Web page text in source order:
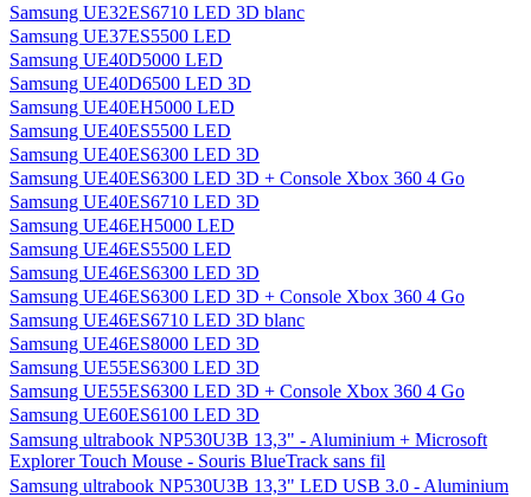
Samsung UE32ES6710 LED 3D blanc
Samsung UE37ES5500 LED
Samsung UE40D5000 LED
Samsung UE40D6500 LED 3D
Samsung UE40EH5000 LED
Samsung UE40ES5500 LED
Samsung UE40ES6300 LED 3D
Samsung UE40ES6300 LED 3D + Console Xbox 360 4 Go
Samsung UE40ES6710 LED 3D
Samsung UE46EH5000 LED
Samsung UE46ES5500 LED
Samsung UE46ES6300 LED 3D
Samsung UE46ES6300 LED 3D + Console Xbox 360 4 Go
Samsung UE46ES6710 LED 3D blanc
Samsung UE46ES8000 LED 3D
Samsung UE55ES6300 LED 3D
Samsung UE55ES6300 LED 3D + Console Xbox 360 4 Go
Samsung UE60ES6100 LED 3D
Samsung ultrabook NP530U3B 13,3" - Aluminium + Microsoft
Explorer Touch Mouse - Souris BlueTrack sans fil
Samsung ultrabook NP530U3B 13,3" LED USB 3.0 - Aluminium